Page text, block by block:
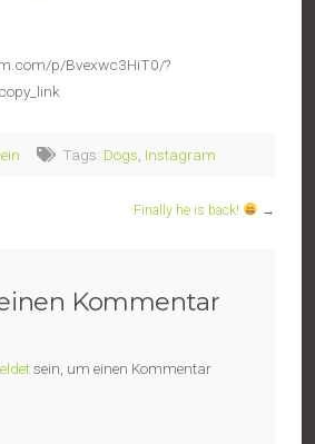
p/Bvexwc3HiT0/?
Tags: Dogs, Instagram
Finally he is back! →
Kommentar
sein, um einen Kommentar